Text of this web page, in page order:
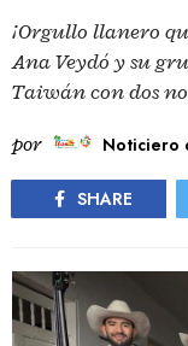
¡Orgullo llanero
Ana Veydó y su
Taiwán con dos
por Noticiero
SHARE